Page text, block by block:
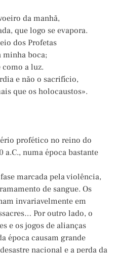
da manhã,
que logo se evapora.
dos Profetas
minha boca;
a luz.
e não o sacrifício,
que os holocaustos».
profético no reino do
a.C., numa época bastante
marcada pela violência,
de sangue. Os
invariavelmente em
Por outro lado, o
e os jogos de alianças
época causam grande
nacional e a perda da